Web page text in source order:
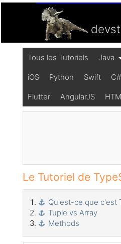
Tous les Tutoriels Java
iOS Python Swift C#
Flutter AngularJS
Le Tutoriel de
Qu'est-ce que c'est
Tuple vs Array
Methods